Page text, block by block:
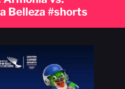
Belleza #shorts